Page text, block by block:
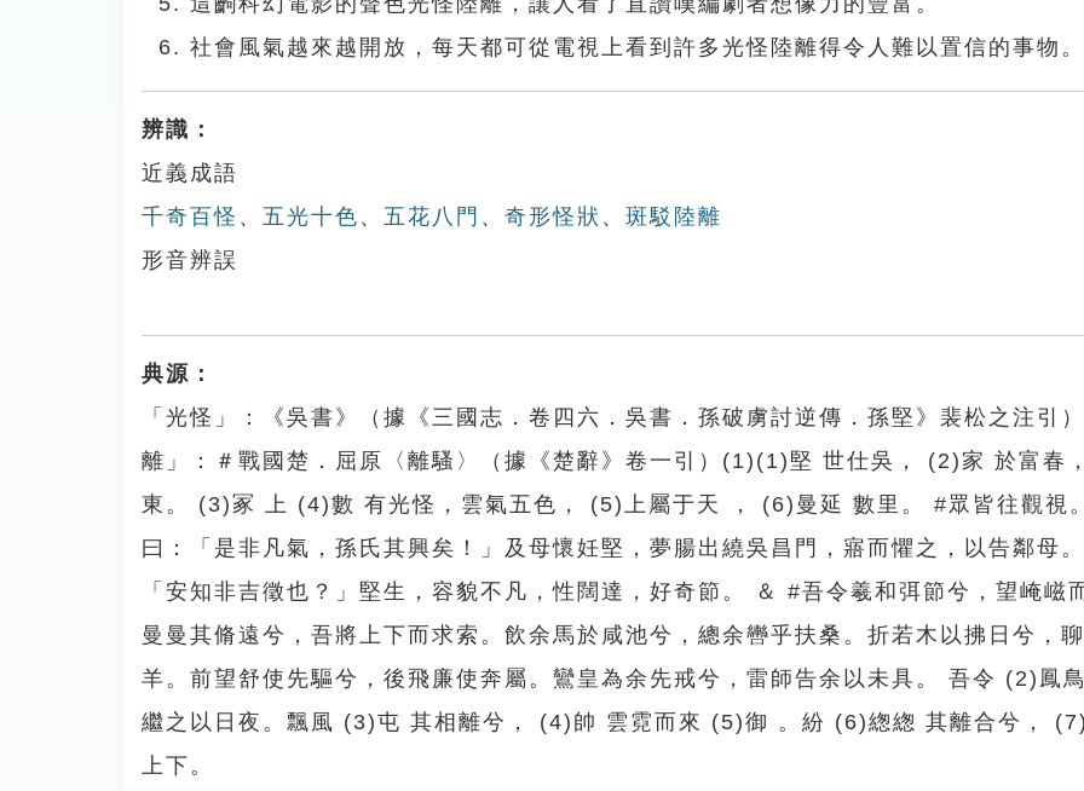
社會風氣越來越開放，每天都可從電視上看到許多光怪陸離得令人難以置信的事物。
辨識：
近義成語
千奇百怪 、 五光十色 、 五花八門 、 奇形怪狀 、 斑駁陸離
形音辨誤
典源：
「光怪」：《吳書》（據《三國志．卷四六．吳書．孫破虜討逆傳．孫堅》裴松之注引
離」：＃戰國楚．屈原〈離騷〉（據《楚辭》卷一引）(1)(1)堅 世仕吳， (2)家 於富春
東。 (3)冢 上 (4)數 有光怪，雲氣五色， (5)上屬于天 ， (6)曼延 數里。 #眾皆往觀視
曰：「是非凡氣，孫氏其興矣！」及母懷妊堅，夢腸出繞吳昌門，寤而懼之，以告鄰母
「安知非吉徵也？」堅生，容貌不凡，性闊達，好奇節。 ＆ #吾令羲和弭節兮，望崦嵫
曼曼其脩遠兮，吾將上下而求索。飲余馬於咸池兮，總余轡乎扶桑。折若木以拂日兮，
羊。前望舒使先驅兮，後飛廉使奔屬。鸞皇為余先戒兮，雷師告余以未具。 吾令 (2)鳳
繼之以日夜。飄風 (3)屯 其相離兮， (4)帥 雲霓而來 (5)御 。紛 (6)緫緫 其離合兮，
上下。